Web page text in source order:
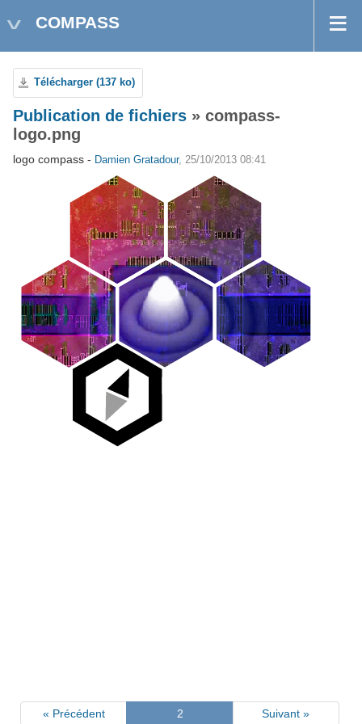
COMPASS
Télécharger (137 ko)
Publication de fichiers » compass-
logo.png
logo compass - Damien Gratadour, 25/10/2013 08:41
« Précédent 2 Suivant »